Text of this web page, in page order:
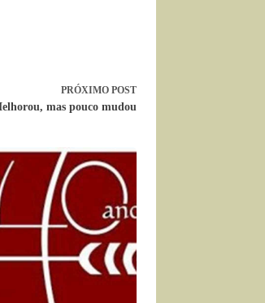
PRÓXIMO POST
mas pouco mudou